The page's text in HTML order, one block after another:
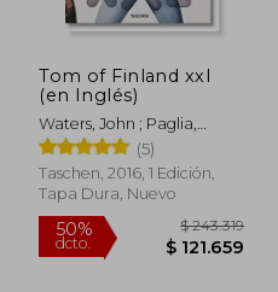
Tom of Finland xxl
(en Inglés)
Waters, John ; Paglia,
Camille ; Oldham, Todd
(5)
Taschen, 2016, 1 Edición,
Tapa Dura, Nuevo